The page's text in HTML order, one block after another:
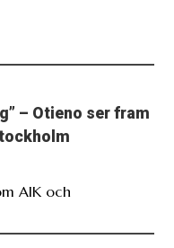
– Otieno ser fram
AIK och